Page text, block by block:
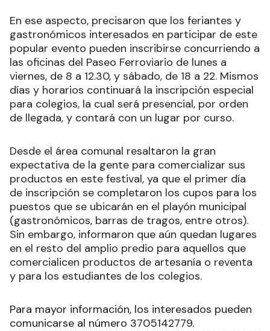
En ese aspecto, precisaron que los feriantes y
gastronómicos interesados en participar de este
popular evento pueden inscribirse concurriendo a
las oficinas del Paseo Ferroviario de lunes a
viernes, de 8 a 12.30, y sábado, de 18 a 22. Mismos
días y horarios continuará la inscripción especial
para colegios, la cual será presencial, por orden
de llegada, y contará con un lugar por curso.
Desde el área comunal resaltaron la gran
expectativa de la gente para comercializar sus
productos en este festival, ya que el primer día
de inscripción se completaron los cupos para los
puestos que se ubicarán en el playón municipal
(gastronómicos, barras de tragos, entre otros).
Sin embargo, informaron que aún quedan lugares
en el resto del amplio predio para aquellos que
comercialicen productos de artesanía o reventa
y para los estudiantes de los colegios.
Para mayor información, los interesados pueden
comunicarse al número 3705142779.